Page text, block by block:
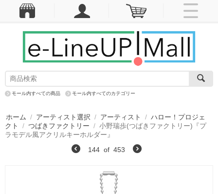
モール内すべての商品 モール内すべてのカテゴリー
ホーム / アーティスト選択 / アーティスト / ハロー！プロジェ
クト
/ つばきファクトリー / 小野瑞歩(つばきファクトリー)『プ
ラモデル風アクリルキーホルダー』
144 of 453